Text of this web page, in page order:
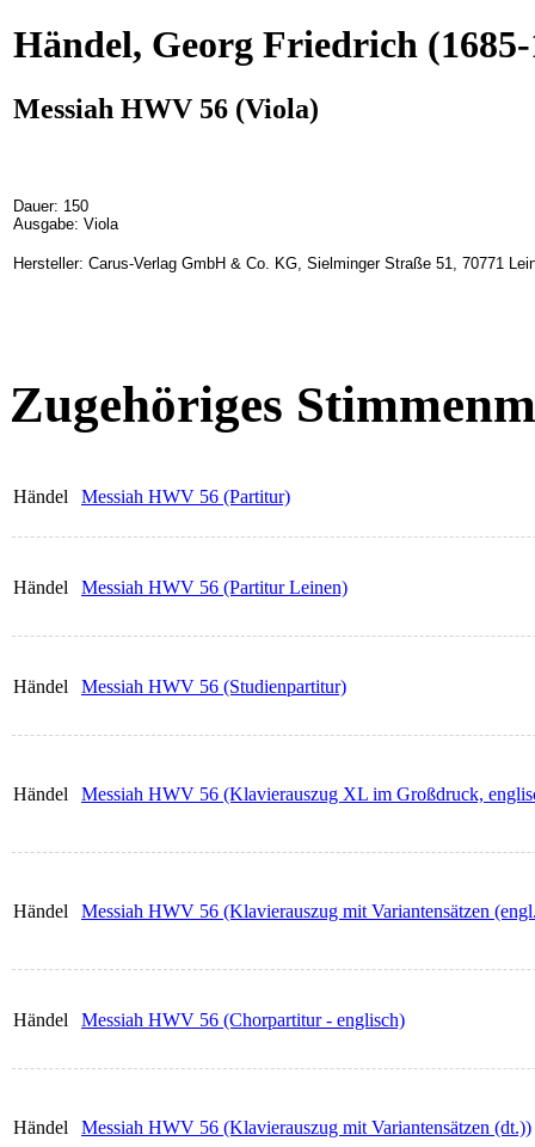
Händel, Georg Friedrich
Messiah HWV 56 (Viola)
Dauer: 150
Ausgabe: Viola
Hersteller: Carus-Verlag GmbH & Co. KG, Sielminger Straße 51, 70771
Zugehöriges
Händel Messiah HWV 56 (Partitur)
Händel Messiah HWV 56 (Partitur Leinen)
Händel Messiah HWV 56 (Studienpartitur)
Händel Messiah HWV 56 (Klavierauszug XL im Großdruck,
Händel Messiah HWV 56 (Klavierauszug mit Variantensätzen
Händel Messiah HWV 56 (Chorpartitur - englisch)
Händel Messiah HWV 56 (Klavierauszug mit Variantensätzen (dt.))